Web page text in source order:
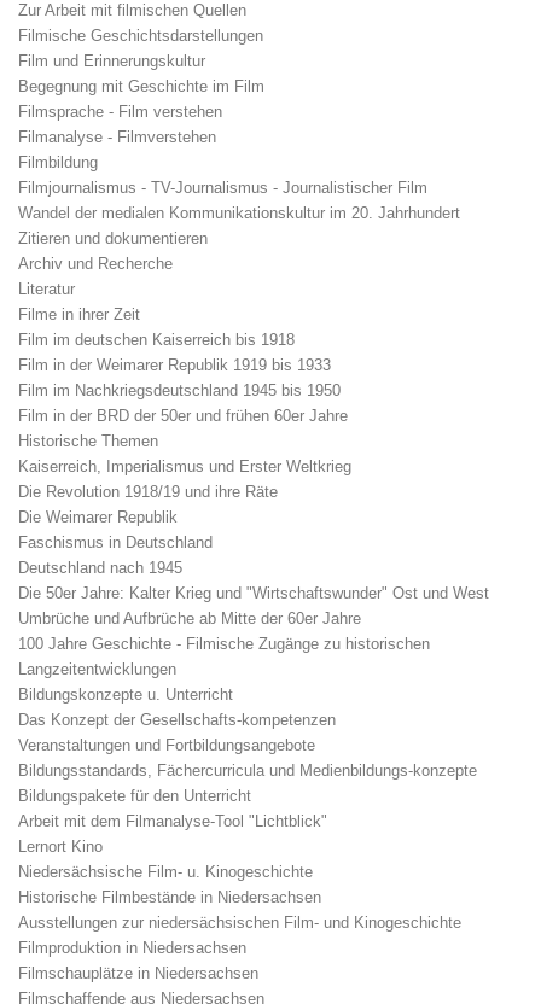
Zur Arbeit mit filmischen Quellen
Filmische Geschichtsdarstellungen
Film und Erinnerungskultur
Begegnung mit Geschichte im Film
Filmsprache - Film verstehen
Filmanalyse - Filmverstehen
Filmbildung
Filmjournalismus - TV-Journalismus - Journalistischer Film
Wandel der medialen Kommunikationskultur im 20. Jahrhundert
Zitieren und dokumentieren
Archiv und Recherche
Literatur
Filme in ihrer Zeit
Film im deutschen Kaiserreich bis 1918
Film in der Weimarer Republik 1919 bis 1933
Film im Nachkriegsdeutschland 1945 bis 1950
Film in der BRD der 50er und frühen 60er Jahre
Historische Themen
Kaiserreich, Imperialismus und Erster Weltkrieg
Die Revolution 1918/19 und ihre Räte
Die Weimarer Republik
Faschismus in Deutschland
Deutschland nach 1945
Die 50er Jahre: Kalter Krieg und "Wirtschaftswunder" Ost und West
Umbrüche und Aufbrüche ab Mitte der 60er Jahre
100 Jahre Geschichte - Filmische Zugänge zu historischen
Langzeitentwicklungen
Bildungskonzepte u. Unterricht
Das Konzept der Gesellschafts-kompetenzen
Veranstaltungen und Fortbildungsangebote
Bildungsstandards, Fächercurricula und Medienbildungs-konzepte
Bildungspakete für den Unterricht
Arbeit mit dem Filmanalyse-Tool "Lichtblick"
Lernort Kino
Niedersächsische Film- u. Kinogeschichte
Historische Filmbestände in Niedersachsen
Ausstellungen zur niedersächsischen Film- und Kinogeschichte
Filmproduktion in Niedersachsen
Filmschauplätze in Niedersachsen
Filmschaffende aus Niedersachsen